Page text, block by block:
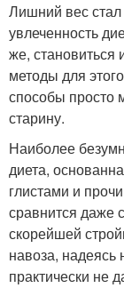
Лишний вес стал
увлеченность
же, становиться
методы для
способы просто
старину.
Наиболее
диета,
глистами и
сравнится даже
скорейшей
навоза, надеясь
практически не